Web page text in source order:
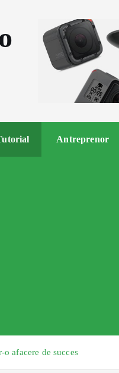
Antreprenor
afacere de succes